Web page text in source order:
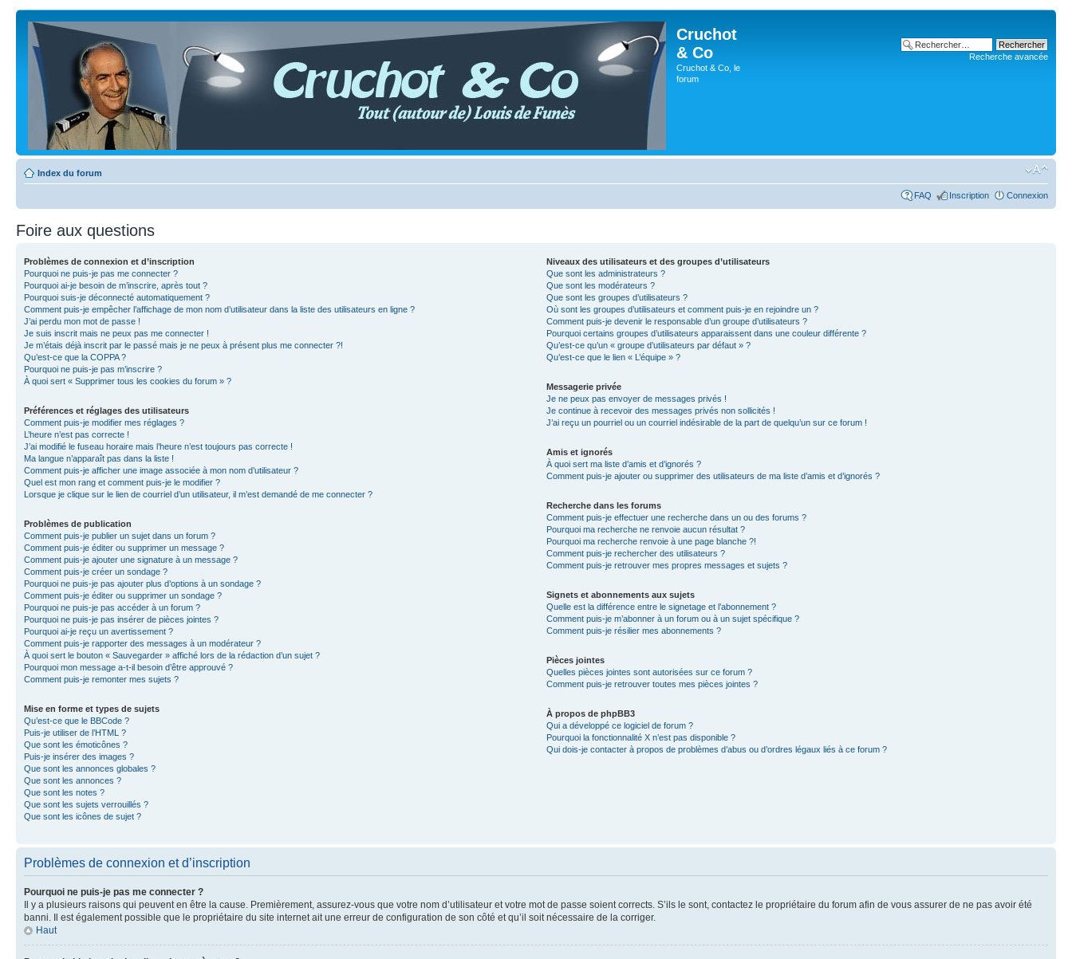
Cruchot
& Co
Cruchot & Co, le
forum
Recherche avancée
Index du forum
FAQ Inscription Connexion
Foire aux questions
Problèmes de connexion et d’inscription
Pourquoi ne puis-je pas me connecter ?
Pourquoi ai-je besoin de m’inscrire, après tout ?
Pourquoi suis-je déconnecté automatiquement ?
Comment puis-je empêcher l’affichage de mon nom d’utilisateur dans la liste des utilisateurs en ligne ?
J’ai perdu mon mot de passe !
Je suis inscrit mais ne peux pas me connecter !
Je m’étais déjà inscrit par le passé mais je ne peux à présent plus me connecter ?!
Qu’est-ce que la COPPA ?
Pourquoi ne puis-je pas m’inscrire ?
À quoi sert « Supprimer tous les cookies du forum » ?
Préférences et réglages des utilisateurs
Comment puis-je modifier mes réglages ?
L’heure n’est pas correcte !
J’ai modifié le fuseau horaire mais l’heure n’est toujours pas correcte !
Ma langue n’apparaît pas dans la liste !
Comment puis-je afficher une image associée à mon nom d’utilisateur ?
Quel est mon rang et comment puis-je le modifier ?
Lorsque je clique sur le lien de courriel d’un utilisateur, il m’est demandé de me connecter ?
Problèmes de publication
Comment puis-je publier un sujet dans un forum ?
Comment puis-je éditer ou supprimer un message ?
Comment puis-je ajouter une signature à un message ?
Comment puis-je créer un sondage ?
Pourquoi ne puis-je pas ajouter plus d’options à un sondage ?
Comment puis-je éditer ou supprimer un sondage ?
Pourquoi ne puis-je pas accéder à un forum ?
Pourquoi ne puis-je pas insérer de pièces jointes ?
Pourquoi ai-je reçu un avertissement ?
Comment puis-je rapporter des messages à un modérateur ?
À quoi sert le bouton « Sauvegarder » affiché lors de la rédaction d’un sujet ?
Pourquoi mon message a-t-il besoin d’être approuvé ?
Comment puis-je remonter mes sujets ?
Mise en forme et types de sujets
Qu’est-ce que le BBCode ?
Puis-je utiliser de l’HTML ?
Que sont les émoticônes ?
Puis-je insérer des images ?
Que sont les annonces globales ?
Que sont les annonces ?
Que sont les notes ?
Que sont les sujets verrouillés ?
Que sont les icônes de sujet ?
Niveaux des utilisateurs et des groupes d’utilisateurs
Que sont les administrateurs ?
Que sont les modérateurs ?
Que sont les groupes d’utilisateurs ?
Où sont les groupes d’utilisateurs et comment puis-je en rejoindre un ?
Comment puis-je devenir le responsable d’un groupe d’utilisateurs ?
Pourquoi certains groupes d’utilisateurs apparaissent dans une couleur différente ?
Qu’est-ce qu’un « groupe d’utilisateurs par défaut » ?
Qu’est-ce que le lien « L’équipe » ?
Messagerie privée
Je ne peux pas envoyer de messages privés !
Je continue à recevoir des messages privés non sollicités !
J’ai reçu un pourriel ou un courriel indésirable de la part de quelqu’un sur ce forum !
Amis et ignorés
À quoi sert ma liste d’amis et d’ignorés ?
Comment puis-je ajouter ou supprimer des utilisateurs de ma liste d’amis et d’ignorés ?
Recherche dans les forums
Comment puis-je effectuer une recherche dans un ou des forums ?
Pourquoi ma recherche ne renvoie aucun résultat ?
Pourquoi ma recherche renvoie à une page blanche ?!
Comment puis-je rechercher des utilisateurs ?
Comment puis-je retrouver mes propres messages et sujets ?
Signets et abonnements aux sujets
Quelle est la différence entre le signetage et l’abonnement ?
Comment puis-je m’abonner à un forum ou à un sujet spécifique ?
Comment puis-je résilier mes abonnements ?
Pièces jointes
Quelles pièces jointes sont autorisées sur ce forum ?
Comment puis-je retrouver toutes mes pièces jointes ?
À propos de phpBB3
Qui a développé ce logiciel de forum ?
Pourquoi la fonctionnalité X n’est pas disponible ?
Qui dois-je contacter à propos de problèmes d’abus ou d’ordres légaux liés à ce forum ?
Problèmes de connexion et d’inscription
Pourquoi ne puis-je pas me connecter ?
Il y a plusieurs raisons qui peuvent en être la cause. Premièrement, assurez-vous que votre nom d’utilisateur et votre mot de passe soient corrects. S’ils le sont, contactez le propriétaire du forum afin de vous assurer de ne pas avoir été
banni. Il est également possible que le propriétaire du site internet ait une erreur de configuration de son côté et qu’il soit nécessaire de la corriger.
Haut